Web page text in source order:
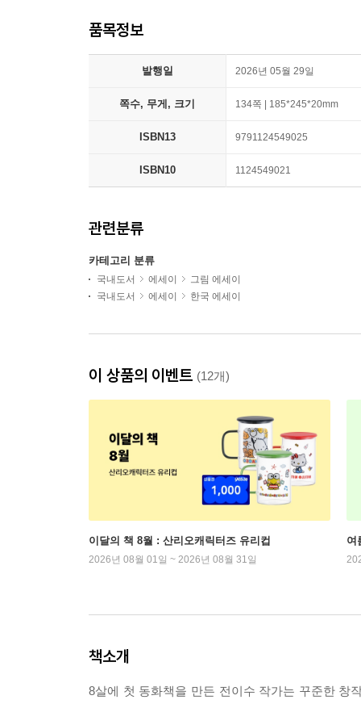
품목정보
발행일 2026년 05월 29일
쪽수, 무게, 크기 134쪽 | 185*245*20mm
ISBN13 9791124549025
ISBN10 1124549021
관련분류
카테고리 분류
국내도서 에세이
그림 에세이
국내도서
에세이 한국 에세이
이 상품의 이벤트 (12개)
이달의 책 8월 : 산리오캐릭터즈 유리컵
2026년 08월 01일 ~ 2026년 08월 31일
여
책소개
8살에 첫 동화책을 만든 전이수 작가는 꾸준한 창